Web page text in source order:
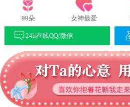
99朵 女神最爱
24h在线QQ/微信